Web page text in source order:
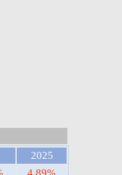
2025